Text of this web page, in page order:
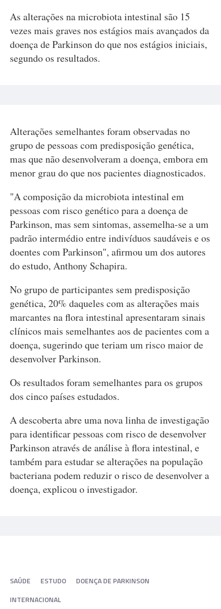
As alterações na microbiota intestinal são 15
vezes mais graves nos estágios mais avançados da
doença de Parkinson do que nos estágios iniciais,
segundo os resultados.
Alterações semelhantes foram observadas no
grupo de pessoas com predisposição genética,
mas que não desenvolveram a doença, embora em
menor grau do que nos pacientes diagnosticados.
"A composição da microbiota intestinal em
pessoas com risco genético para a doença de
Parkinson, mas sem sintomas, assemelha-se a um
padrão intermédio entre indivíduos saudáveis e os
doentes com Parkinson", afirmou um dos autores
do estudo, Anthony Schapira.
No grupo de participantes sem predisposição
genética, 20% daqueles com as alterações mais
marcantes na flora intestinal apresentaram sinais
clínicos mais semelhantes aos de pacientes com a
doença, sugerindo que teriam um risco maior de
desenvolver Parkinson.
Os resultados foram semelhantes para os grupos
dos cinco países estudados.
A descoberta abre uma nova linha de investigação
para identificar pessoas com risco de desenvolver
Parkinson através de análise à flora intestinal, e
também para estudar se alterações na população
bacteriana podem reduzir o risco de desenvolver a
doença, explicou o investigador.
SAÚDE ESTUDO
DOENÇA DE PARKINSON
INTERNACIONAL